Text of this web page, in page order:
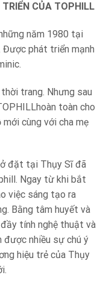
CỦA TOPHILL
năm 1980 tại
Được phát triển mạnh
trang. Nhưng sau
toàn cho
cùng với cha mẹ
đặt tại Thụy Sĩ đã
Ngay từ khi bắt
việc sáng tạo ra
Bằng tâm huyết và
tính nghệ thuật và
được nhiều sự chú ý
hiệu trẻ của Thụy